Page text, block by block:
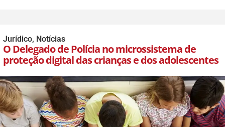
Jurídico, Notícias
O Delegado de Polícia no microssistema de
proteção digital das crianças e dos adolescentes